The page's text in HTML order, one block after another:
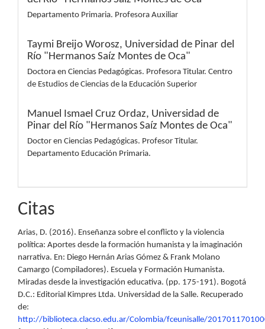
Departamento Primaria. Profesora Auxiliar
Taymi Breijo Worosz, Universidad de Pinar del
Río "Hermanos Saíz Montes de Oca"
Doctora en Ciencias Pedagógicas. Profesora Titular. Centro
de Estudios de Ciencias de la Educación Superior
Manuel Ismael Cruz Ordaz, Universidad de
Pinar del Río "Hermanos Saíz Montes de Oca"
Doctor en Ciencias Pedagógicas. Profesor Titular.
Departamento Educación Primaria.
Citas
Arias, D. (2016). Enseñanza sobre el conflicto y la violencia
política: Aportes desde la formación humanista y la imaginación
narrativa. En: Diego Hernán Arias Gómez & Frank Molano
Camargo (Compiladores). Escuela y Formación Humanista.
Miradas desde la investigación educativa. (pp. 175-191). Bogotá
D.C.: Editorial Kimpres Ltda. Universidad de la Salle. Recuperado
de:
http://biblioteca.clacso.edu.ar/Colombia/fceunisalle/